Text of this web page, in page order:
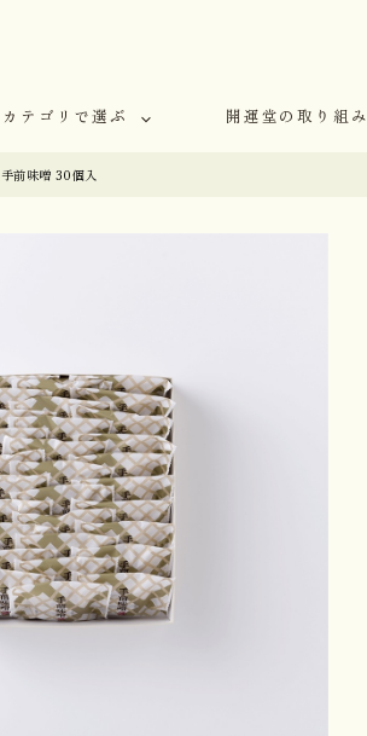
カテゴリで選ぶ 開運堂の取り組み
手前味噌 30個入